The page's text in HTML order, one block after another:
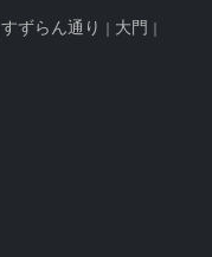
すずらん通り
大門